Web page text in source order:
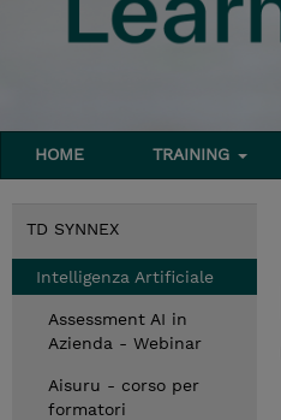
HOME TRAINING
TD SYNNEX
Intelligenza Artificiale
Assessment AI in
Azienda - Webinar
Aisuru - corso per
formatori